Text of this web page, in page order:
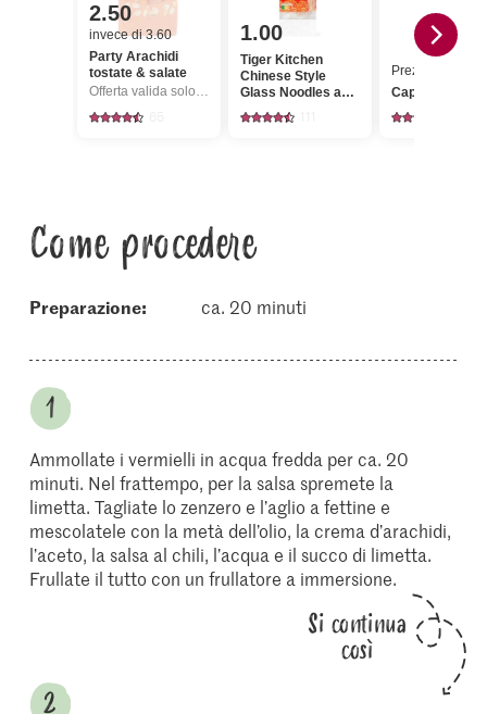
2.50
invece di 3.60
Party Arachidi
tostate & salate
Offerta valida solo dal 6.8 al 12.8.2026, fino a esaurimento dello stock.
1.00
Tiger Kitchen
Chinese Style
Glass Noodles a
base di amido di
piselli e fagioli
Prezzo del
Capesante
Come procedere
Preparazione: ca. 20 minuti
Ammollate i vermielli in acqua fredda per ca. 20
minuti. Nel frattempo, per la salsa spremete la
limetta. Tagliate lo zenzero e l’aglio a fettine e
mescolatele con la metà dell’olio, la crema d’arachidi,
l’aceto, la salsa al chili, l’acqua e il succo di limetta.
Frullate il tutto con un frullatore a immersione.
Si continua
così